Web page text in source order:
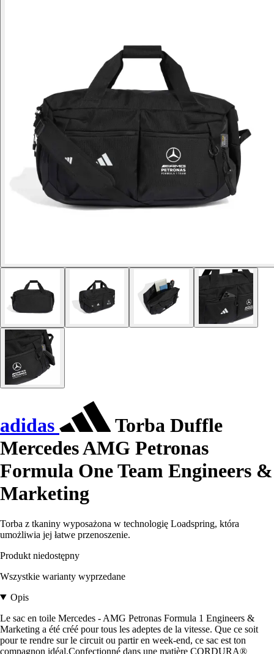
adidas
Torba Duffle
Mercedes AMG Petronas
Formula One Team Engineers &
Marketing
Torba z tkaniny wyposażona w technologię Loadspring, która
umożliwia jej łatwe przenoszenie.
Produkt niedostępny
Wszystkie warianty wyprzedane
Opis
Le sac en toile Mercedes - AMG Petronas Formula 1 Engineers &
Marketing a été créé pour tous les adeptes de la vitesse. Que ce soit
pour te rendre sur le circuit ou partir en week-end, ce sac est ton
compagnon idéal.Confectionné dans une matière CORDURA®